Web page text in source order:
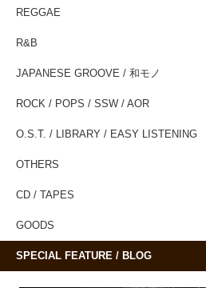
REGGAE
R&B
JAPANESE GROOVE / 和モノ
ROCK / POPS / SSW / AOR
O.S.T. / LIBRARY / EASY LISTENING
OTHERS
CD / TAPES
GOODS
SPECIAL FEATURE / BLOG